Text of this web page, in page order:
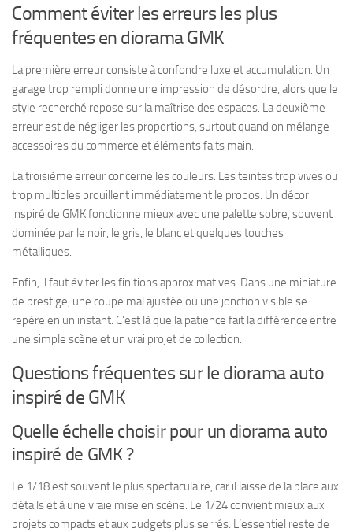
Comment éviter les erreurs les plus
fréquentes en diorama GMK
La première erreur consiste à confondre luxe et accumulation. Un
garage trop rempli donne une impression de désordre, alors que le
style recherché repose sur la maîtrise des espaces. La deuxième
erreur est de négliger les proportions, surtout quand on mélange
accessoires du commerce et éléments faits main.
La troisième erreur concerne les couleurs. Les teintes trop vives ou
trop multiples brouillent immédiatement le propos. Un décor
inspiré de GMK fonctionne mieux avec une palette sobre, souvent
dominée par le noir, le gris, le blanc et quelques touches
métalliques.
Enfin, il faut éviter les finitions approximatives. Dans une miniature
de prestige, une coupe mal ajustée ou une jonction visible se
repère en un instant. C’est là que la patience fait la différence entre
une simple scène et un vrai projet de collection.
Questions fréquentes sur le diorama auto
inspiré de GMK
Quelle échelle choisir pour un diorama auto
inspiré de GMK ?
Le 1/18 est souvent le plus spectaculaire, car il laisse de la place aux
détails et à une vraie mise en scène. Le 1/24 convient mieux aux
projets compacts et aux budgets plus serrés. L’essentiel reste de